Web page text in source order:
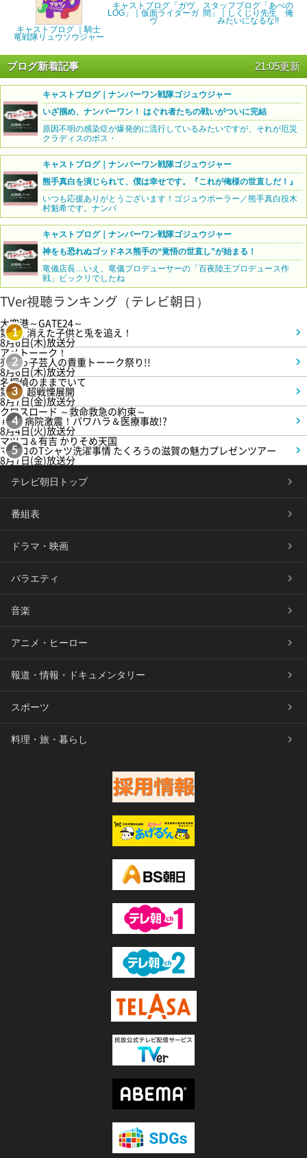
キャストブログ ｜騎士
竜戦隊リュウソウジャー
キャストブログ「ガヴ
LOG」｜仮面ライダーガ
ヴ
スタッフブログ「あべの
間」｜しくじり先生 俺
みたいになるな!!
ブログ新着記事 21:05更新
キャストブログ｜ナンバーワン戦隊ゴジュウジャー
いざ掴め、ナンバーワン！ はぐれ者たちの戦いがついに完結
原因不明の感染症が爆発的に流行しているみたいですが、それが厄災
クラディスのボス・
キャストブログ｜ナンバーワン戦隊ゴジュウジャー
熊手真白を演じられて、僕は幸せです。『これが俺様の世直しだ！』
いつも応援ありがとうございます！ゴジュウポーラー／熊手真白役木
村魁希です。ナンバ
キャストブログ｜ナンバーワン戦隊ゴジュウジャー
神をも恐れぬゴッドネス熊手の“覚悟の世直し”が始まる！
竜儀店長…いえ、竜儀プロデューサーの「百夜陸王プロデュース作
戦」ビックリでしたね
TVer視聴ランキング（テレビ朝日）
1
大空港～GATE24～
第3話 消えた子供と兎を追え！
8月6日(木)放送分
2
アメトーーク！
売れっ子芸人の貴重トーーク祭り!!
8月6日(木)放送分
3
名探偵のままでいて
第4話 超戦慄展開
8月7日(金)放送分
4
クロスロード ～救命救急の約束～
＃5 病院激震！パワハラ＆医療事故!?
8月4日(火)放送分
5
マツコ＆有吉 かりそめ天国
マツコのTシャツ洗濯事情 たくろうの滋賀の魅力プレゼンツアー
8月7日(金)放送分
テレビ朝日トップ
番組表
ドラマ・映画
バラエティ
音楽
アニメ・ヒーロー
報道・情報・ドキュメンタリー
スポーツ
料理・旅・暮らし